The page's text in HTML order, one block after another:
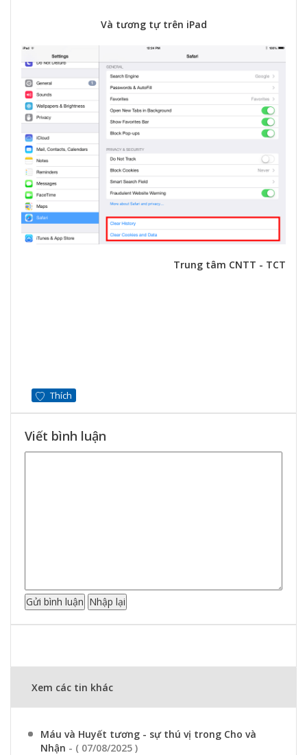
Và tương tự trên iPad
Trung tâm CNTT - TCT
Thích
Viết bình luận
Xem các tin khác
Máu và Huyết tương - sự thú vị trong Cho và
Nhận - ( 07/08/2025 )